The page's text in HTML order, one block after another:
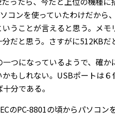
コンを使っていたわけだから
うことが言えると思う。メ
だと思う。さすがに512KBだ
つになっているようで、確
もしれない。USBポートは
分である。
のPC-8801の頃からパソコ